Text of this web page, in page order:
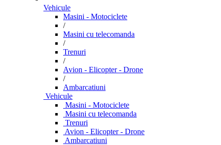
Vehicule
Masini - Motociclete
/
Masini cu telecomanda
/
Trenuri
/
Avion - Elicopter - Drone
/
Ambarcatiuni
Vehicule
Masini - Motociclete
Masini cu telecomanda
Trenuri
Avion - Elicopter - Drone
Ambarcatiuni